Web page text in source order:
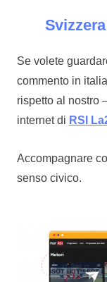
Svizzera
Se volete
commento in
rispetto al nostro
internet di RSI
Accompagnare
senso civico.